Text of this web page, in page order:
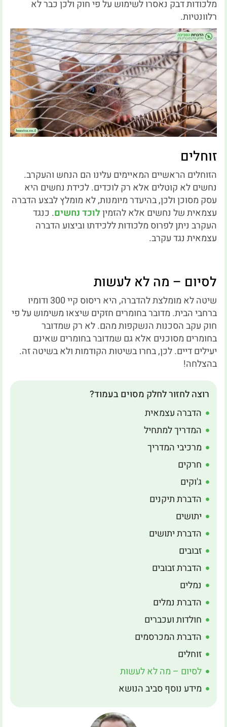
מלכודות דבק נאסרו לשימוש על פי חוק ולכן כבר לא
רלוונטיות.
זוחלים
הזוחלים הראשיים המאיימים עלינו הם הנחש והעקרב.
נחשים לא קוטלים אלא רק לוכדים. לכידת נחשים היא
עסק מסוכן ולכן, בהיעדר מיומנות, לא מומלץ לבצע הדברה
עצמאית של נחשים אלא להזמיןלוכד נחשים. כנגד
העקרב ניתן לפרוס מלכודות ללכידתו וביצוע הדברה
עצמאית נגד עקרב.
לסיום – מה לא לעשות
שיטה לא מומלצת להדברה, היא ריסוס קיי 300 ודומיו
ברחבי הבית. מדובר בחומרים חזקים שיצאו משימוש על פי
חוק עקב הסכנות הנשקפות מהם. לא רק שמדובר
בחומרים מסוכנים אלא גם שמדובר בחומרים שאינם
יעילים דיים. לכן, בחרו בשיטות הקודמות ולא בשיטה זה.
בהצלחה!
רוצה לחזור לחלק מסוים בעמוד?
הדברה עצמאית
המדריך למתחיל
מרכיבי המדריך
חרקים
ג'וקים
הדברת תיקנים
יתושים
הדברת יתושים
זבובים
הדברת זבובים
נמלים
הדברת נמלים
חולדות ועכברים
הדברת המכרסמים
זוחלים
לסיום – מה לא לעשות
מידע נוסף סביב הנושא